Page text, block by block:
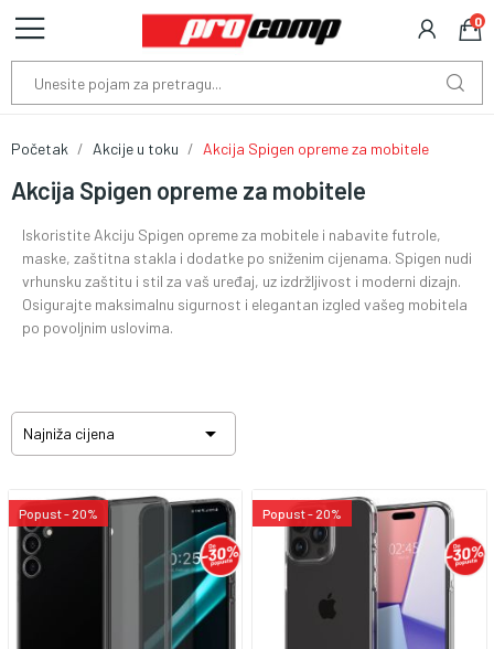
0
Početak Akcije u toku Akcija Spigen opreme za mobitele
Akcija Spigen opreme za mobitele
Iskoristite Akciju Spigen opreme za mobitele i nabavite futrole,
maske, zaštitna stakla i dodatke po sniženim cijenama. Spigen nudi
vrhunsku zaštitu i stil za vaš uređaj, uz izdržljivost i moderni dizajn.
Osigurajte maksimalnu sigurnost i elegantan izgled vašeg mobitela
po povoljnim uslovima.
Najniža cijena 
Popust - 20% Popust - 20%